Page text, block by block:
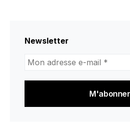
Newsletter
adresse
mail